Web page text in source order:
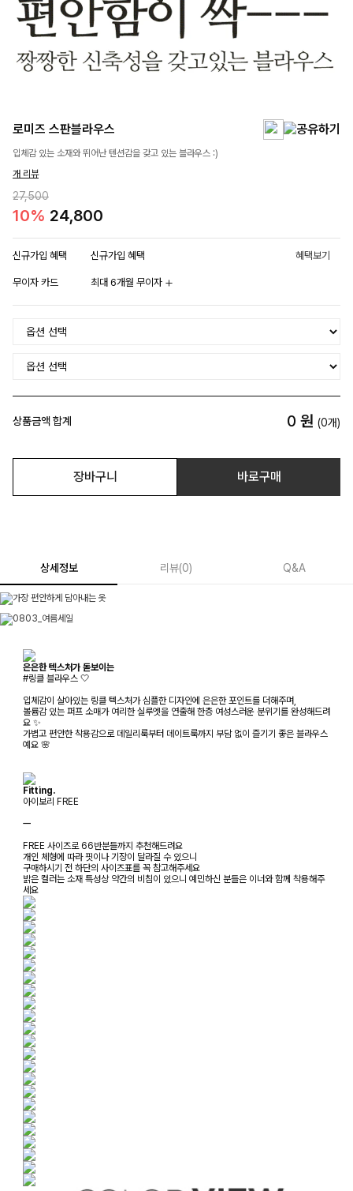
로미즈 스판블라우스
입체감 있는 소재와 뛰어난 텐션감을 갖고 있는 블라우스 :)
개 리뷰
27,500
10% 24,800
신규가입 혜택 신규가입 혜택 혜택보기
무이자 카드 최대 6개월 무이자
상품금액 합계 0 원 (0개)
장바구니 바로구매
상세정보 리뷰(0) Q&A
은은한 텍스처가 돋보이는
#링클 블라우스 🤍
입체감이 살아있는 링클 텍스처가 심플한 디자인에 은은한 포인트를 더해주며,
볼륨감 있는 퍼프 소매가 여리한 실루엣을 연출해 한층 여성스러운 분위기를 완성해드려
요 ✨
가볍고 편안한 착용감으로 데일리룩부터 데이트룩까지 부담 없이 즐기기 좋은 블라우스
예요 🌸
Fitting.
아이보리 FREE
ㅡ
FREE 사이즈로 66반분들까지 추천해드려요
개인 체형에 따라 핏이나 기장이 달라질 수 있으니
구매하시기 전 하단의 사이즈표를 꼭 참고해주세요
밝은 컬러는 소재 특성상 약간의 비침이 있으니 예민하신 분들은 이너와 함께 착용해주
세요